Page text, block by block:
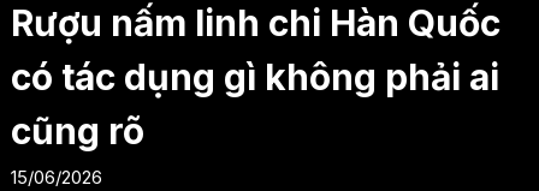
Rượu nấm linh chi Hàn Quốc
có tác dụng gì không phải ai
cũng rõ
15/06/2026